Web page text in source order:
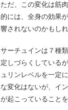
ただ、この変化は筋
的には、全身の効果
響されないのかもしれ
サーチュインは７種
定しづらくしている
ュリンレベルを一定
な変化はないが、イ
が起こっていること